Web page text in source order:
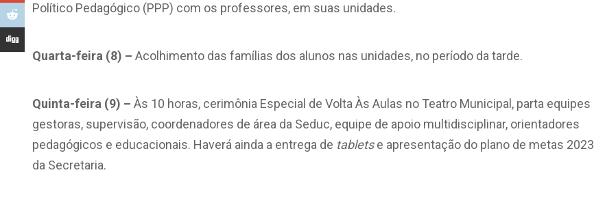
Político Pedagógico (PPP) com os professores, em suas unidades.
Quarta-feira (8) – Acolhimento das famílias dos alunos nas unidades, no período da tarde.
Quinta-feira (9) – Às 10 horas, cerimônia Especial de Volta Às Aulas no Teatro Municipal, parta equipes
gestoras, supervisão, coordenadores de área da Seduc, equipe de apoio multidisciplinar, orientadores
pedagógicos e educacionais. Haverá ainda a entrega de tabletse apresentação do plano de metas 2023
da Secretaria.